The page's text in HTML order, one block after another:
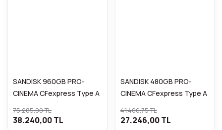
SANDISK 960GB PRO-
CINEMA CFexpress Type A
75.285,00 TL
38.240,00 TL
SANDISK 480GB PRO-
CINEMA CFexpress Type A
41.406,75 TL
27.246,00 TL